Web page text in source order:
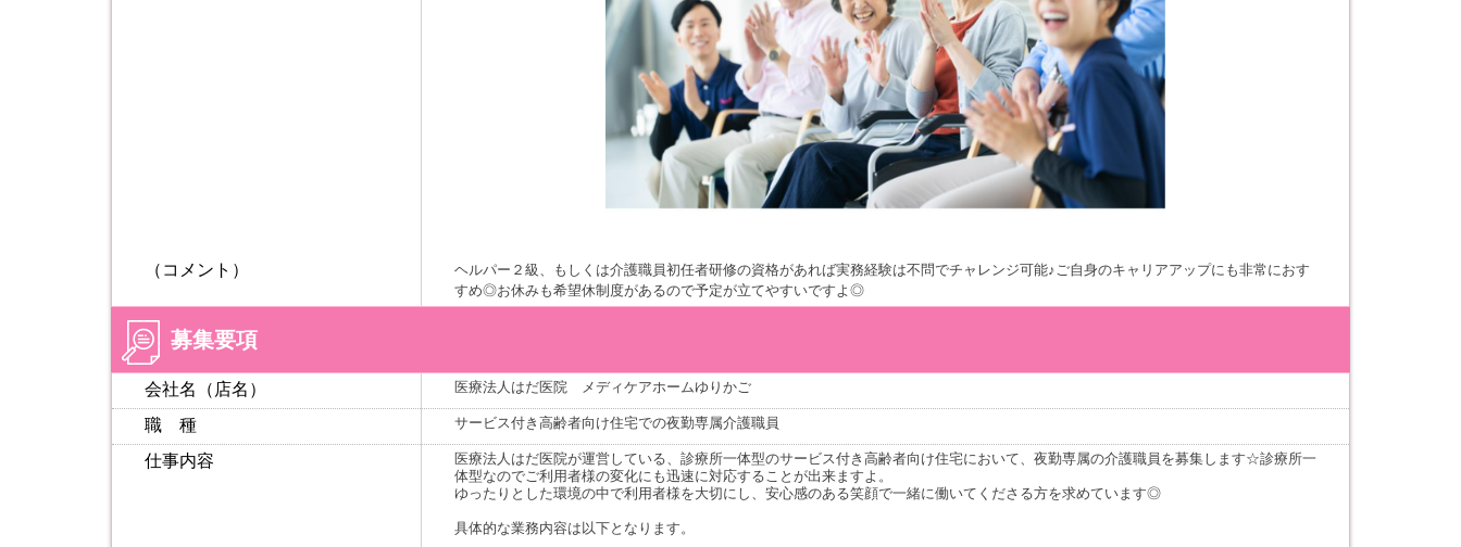
（コメント）
ヘルパー２級、もしくは介護職員初任者研修の資格があれば実務経験は不問でチャレンジ可能♪ご自身のキャリアアップにも非常におす
すめ◎お休みも希望休制度があるので予定が立てやすいですよ◎
募集要項
会社名（店名） 医療法人はだ医院 メディケアホームゆりかご
職 種 サービス付き高齢者向け住宅での夜勤専属介護職員
仕事内容
医療法人はだ医院が運営している、診療所一体型のサービス付き高齢者向け住宅において、夜勤専属の介護職員を募集します☆診療所一
体型なのでご利用者様の変化にも迅速に対応することが出来ますよ。
ゆったりとした環境の中で利用者様を大切にし、安心感のある笑顔で一緒に働いてくださる方を求めています◎
具体的な業務内容は以下となります。